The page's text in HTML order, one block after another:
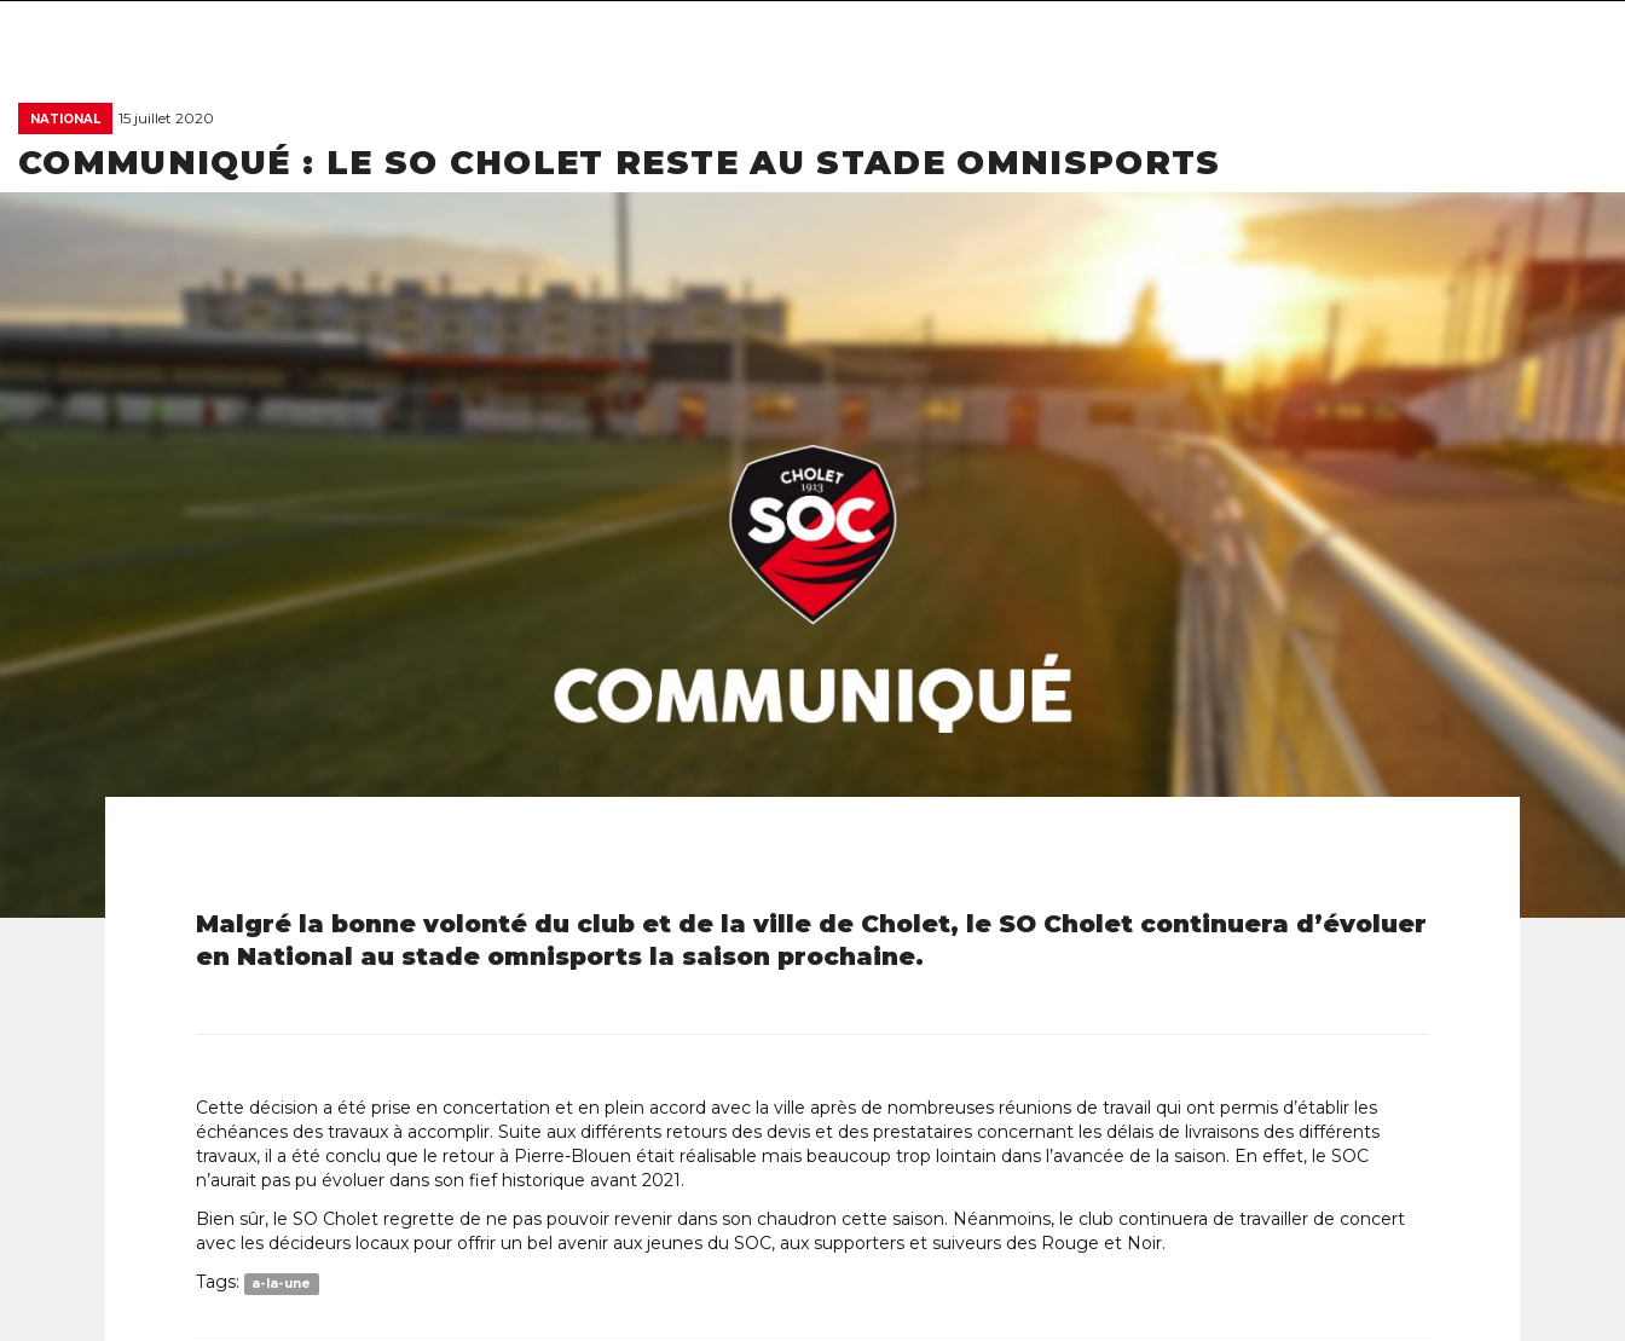
NATIONAL 15 juillet 2020
COMMUNIQUÉ : LE SO CHOLET RESTE AU STADE OMNISPORTS
Malgré la bonne volonté du club et de la ville de Cholet, le SO Cholet continuera d’évoluer
en National au stade omnisports la saison prochaine.
Cette décision a été prise en concertation et en plein accord avec la ville après de nombreuses réunions de travail qui ont permis d’établir les
échéances des travaux à accomplir. Suite aux différents retours des devis et des prestataires concernant les délais de livraisons des différents
travaux, il a été conclu que le retour à Pierre-Blouen était réalisable mais beaucoup trop lointain dans l’avancée de la saison. En effet, le SOC
n’aurait pas pu évoluer dans son fief historique avant 2021.
Bien sûr, le SO Cholet regrette de ne pas pouvoir revenir dans son chaudron cette saison. Néanmoins, le club continuera de travailler de concert
avec les décideurs locaux pour offrir un bel avenir aux jeunes du SOC, aux supporters et suiveurs des Rouge et Noir.
Tags:
a-la-une